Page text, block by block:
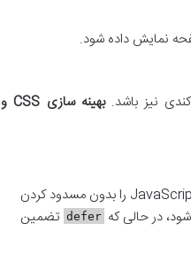
بهینه سازی CSS و
، بارگذاری فایل های JavaScript را بدون مسدود کردن
defer تضمین